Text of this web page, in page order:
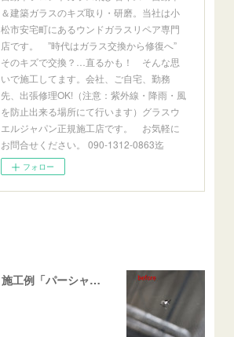
＆建築ガラスのキズ取り・研磨。当社は小
松市安宅町にあるウンドガラスリペア専門
店です。 ”時代はガラス交換から修復へ”
そのキズで交換？…直るかも！ そんな思
いで施工してます。会社、ご自宅、勤務
先、出張修理OK!（注意：紫外線・降雨・風
を防止出来る場所にて行います）グラスウ
エルジャパン正規施工店です。 お気軽に
お問合せください。 090-1312-0863迄
フォロー
飛び石ひび割れ 施工例「パーシャル系・衝撃点範囲ハマカケ」エスティマ